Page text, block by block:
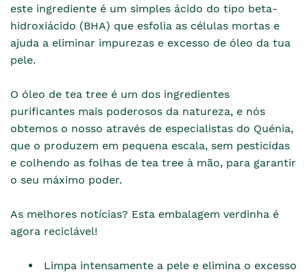
este ingrediente é um simples ácido do tipo beta-
hidroxiácido (BHA) que esfolia as células mortas e
ajuda a eliminar impurezas e excesso de óleo da tua
pele.
O óleo de tea tree é um dos ingredientes
purificantes mais poderosos da natureza, e nós
obtemos o nosso através de especialistas do Quénia,
que o produzem em pequena escala, sem pesticidas
e colhendo as folhas de tea tree à mão, para garantir
o seu máximo poder.
As melhores notícias? Esta embalagem verdinha é
agora reciclável!
Limpa intensamente a pele e elimina o excesso